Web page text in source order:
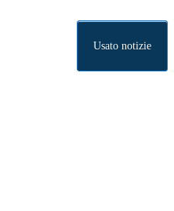
Usato notizie